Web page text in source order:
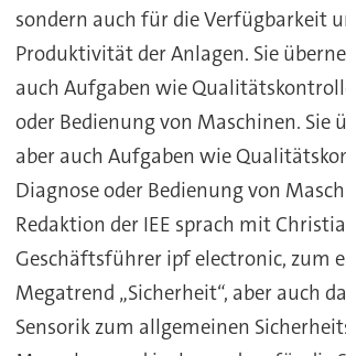
sondern auch für die Verfügbarkeit
Produktivität der Anlagen. Sie
auch Aufgaben wie
oder Bedienung von Maschinen. Sie
aber auch Aufgaben wie
Diagnose oder Bedienung von
Redaktion der IEE sprach mit
Geschäftsführer ipf electronic, zum
Megatrend „Sicherheit“, aber auch
Sensorik zum allgemeinen